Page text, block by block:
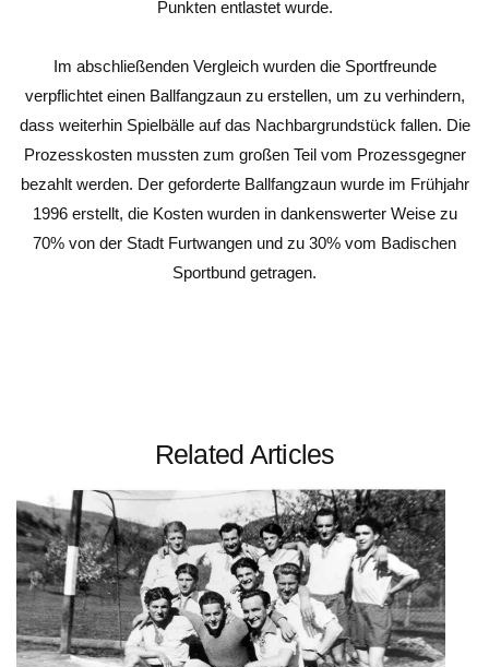
Punkten entlastet wurde.
Im abschließenden Vergleich wurden die Sportfreunde
verpflichtet einen Ballfangzaun zu erstellen, um zu verhindern,
dass weiterhin Spielbälle auf das Nachbargrundstück fallen. Die
Prozesskosten mussten zum großen Teil vom Prozessgegner
bezahlt werden. Der geforderte Ballfangzaun wurde im Frühjahr
1996 erstellt, die Kosten wurden in dankenswerter Weise zu
70% von der Stadt Furtwangen und zu 30% vom Badischen
Sportbund getragen.
Related Articles